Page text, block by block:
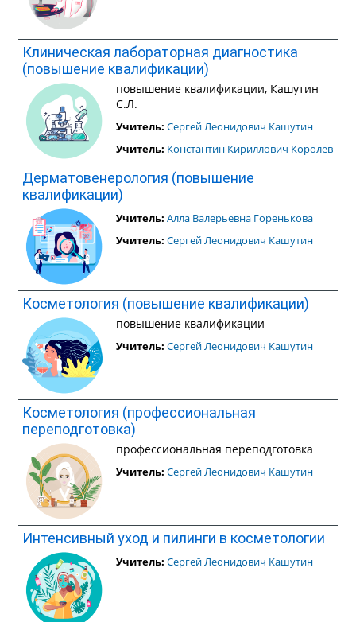
Клиническая лабораторная диагностика
(повышение квалификации)
повышение квалификации, Кашутин
С.Л.
Учитель: Сергей Леонидович Кашутин
Учитель: Константин Кириллович Королев
Дерматовенерология (повышение
квалификации)
Учитель: Алла Валерьевна Горенькова
Учитель: Сергей Леонидович Кашутин
Косметология (повышение квалификации)
повышение квалификации
Учитель: Сергей Леонидович Кашутин
Косметология (профессиональная
переподготовка)
профессиональная переподготовка
Учитель: Сергей Леонидович Кашутин
Интенсивный уход и пилинги в косметологии
Учитель: Сергей Леонидович Кашутин